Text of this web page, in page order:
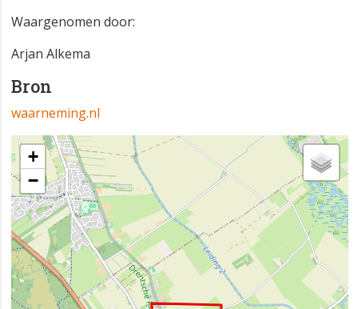
Waargenomen door:
Arjan Alkema
Bron
waarneming.nl
+
−